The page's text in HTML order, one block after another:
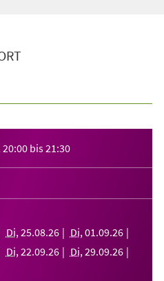
20:00 bis21:30
Di, 25.08.26 Di, 01 .09.26
Di, 22.09.26 Di, 29.09.26